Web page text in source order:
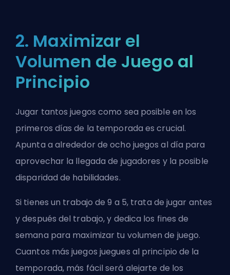
2. Maximizar el
Volumen de Juego al
Principio
Jugar tantos juegos como sea posible en los
primeros días de la temporada es crucial.
Apunta a alrededor de ocho juegos al día para
aprovechar la llegada de jugadores y la posible
disparidad de habilidades.
Si tienes un trabajo de 9 a 5, trata de jugar antes
y después del trabajo, y dedica los fines de
semana para maximizar tu volumen de juego.
Cuantos más juegos juegues al principio de la
temporada, más fácil será alejarte de los